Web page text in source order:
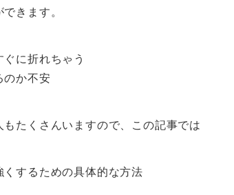
きます。
に折れちゃう
のか不安
たくさんいますので、この記事では
くするための具体的な方法